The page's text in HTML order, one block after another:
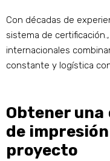
Con décadas de
sistema de certificación.,
internacionales
constante y logística
Obtener
de
proyecto